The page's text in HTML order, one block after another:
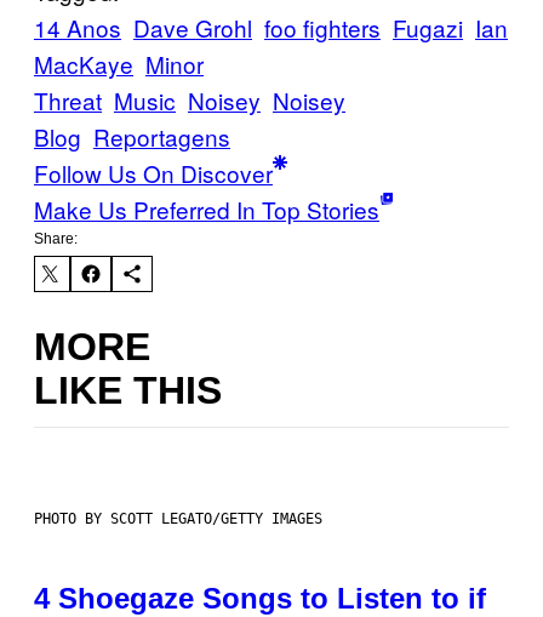
14 Anos Dave Grohl foo fighters Fugazi Ian
MacKaye Minor
Threat Music Noisey Noisey
Blog Reportagens
Follow Us On Discover
Make Us Preferred In Top Stories
Share:
MORE
LIKE THIS
PHOTO BY SCOTT LEGATO/GETTY IMAGES
4 Shoegaze Songs to Listen to if